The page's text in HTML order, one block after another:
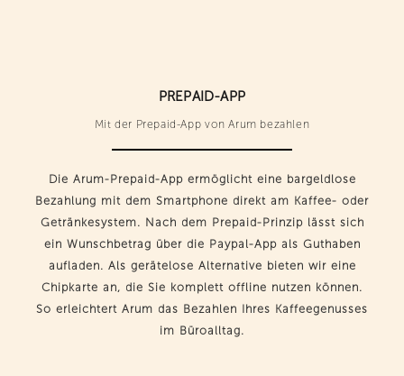
PREPAID-APP
Mit der Prepaid-App von Arum bezahlen
Die Arum-Prepaid-App ermöglicht eine bargeldlose
Bezahlung mit dem Smartphone direkt am Kaffee- oder
Getränkesystem. Nach dem Prepaid-Prinzip lässt sich
ein Wunschbetrag über die Paypal-App als Guthaben
aufladen. Als gerätelose Alternative bieten wir eine
Chipkarte an, die Sie komplett offline nutzen können.
So erleichtert Arum das Bezahlen Ihres Kaffeegenusses
im Büroalltag.